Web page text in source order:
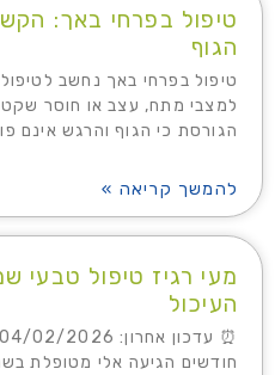
טיפול בפרחי באך:
הגוף
טיפול בפרחי באך נחשב
למצבי מתח, עצב או חוסר
הגורסת כי הגוף והרגש אינם
להמשך קריאה »
מעי רגיז טיפול טבעי
העיכול